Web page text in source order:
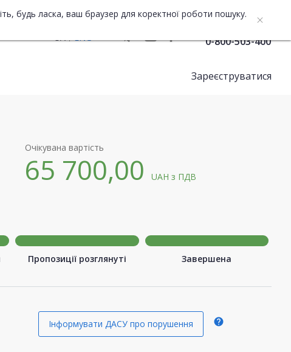
будь ласка, ваш браузер для коректної роботи пошуку.
UA
ENG 0-800-503-400
Зареєструватися
Очікувана вартість
65 700,00UAHз ПДВ
Пропозиції розглянуті Завершена
Інформувати ДАСУ про порушення help